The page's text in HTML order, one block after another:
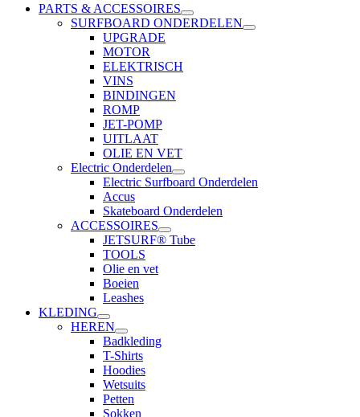
PARTS & ACCESSOIRES
SURFBOARD ONDERDELEN
UPGRADE
MOTOR
ELEKTRISCH
VINS
BINDINGEN
ROMP
JET-POMP
UITLAAT
OLIE EN VET
Electric Onderdelen
Electric Surfboard Onderdelen
Accus
Skateboard Onderdelen
ACCESSOIRES
JETSURF® Tube
TOOLS
Olie en vet
Boeien
Leashes
KLEDING
HEREN
Badkleding
T-Shirts
Hoodies
Wetsuits
Petten
Sokken